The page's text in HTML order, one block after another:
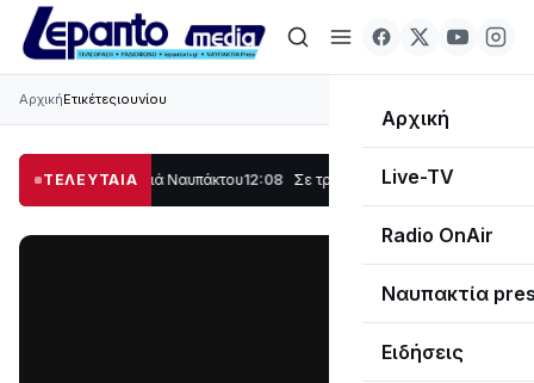
Αρχική
Live-TV
Radio OnAir
Ναυπακτία
Ειδήσεις
ΑρχικήΕτικέτεςιουνίου
ΤΕΛΕΥΤΑΙΑ
στο Λυγιά Ναυπάκτου12:08 Σε τροχιά υλοποίησης η Παράκαμψη του